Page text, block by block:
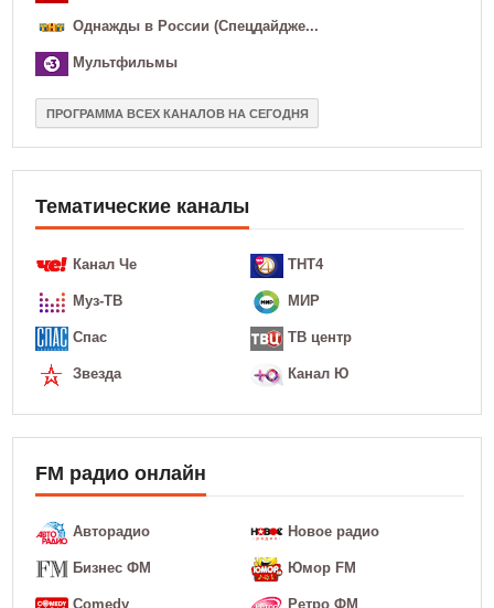
Однажды в России (Спецдайдже...
Мультфильмы
ПРОГРАММА ВСЕХ КАНАЛОВ НА СЕГОДНЯ
Тематические каналы
Канал Че
Муз-ТВ
Спас
Звезда
ТНТ4
МИР
ТВ центр
Канал Ю
FM радио онлайн
Авторадио
Бизнес ФМ
Comedy
Новое радио
Юмор FM
Ретро ФМ